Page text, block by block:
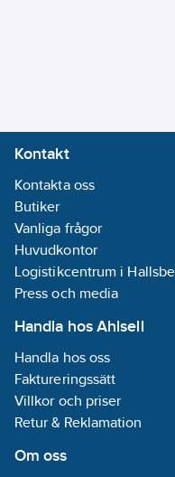
behövs.
Medföljande tillbehör:
kompressorn och
förlängare. Smart
clamps startkablar.
USB kabel för
laddning. Levereras i
EVA väska med
manual.
8000mAh
Max startström: 1500A
Justerbart tryck: 0.2 -
4.5 Bar
USB-C ingång 5V/2A
Kontakt
Kontakta oss
Butiker
Vanliga frågor
Huvudkontor
Logistikcentrum i
Press och media
Handla hos Ahlsell
Handla hos oss
Faktureringssätt
Villkor och priser
Retur & Reklamation
Om oss